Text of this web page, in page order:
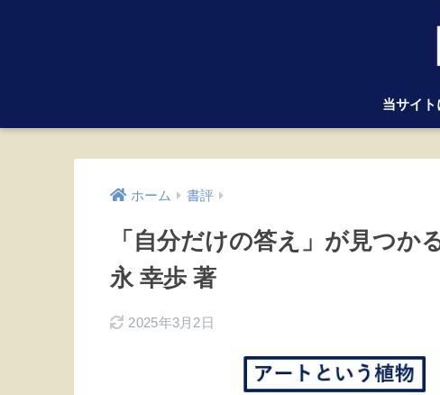
当サイト
ホーム 書評
「自分だけの答え」が見つか
永 幸歩 著
2025年3月2日